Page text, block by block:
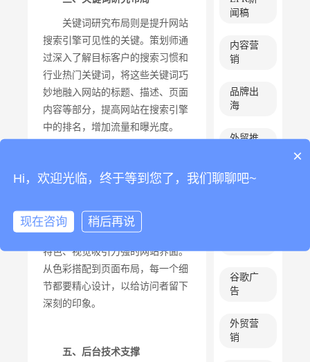
关键词研究布局则是提升网站
搜索引擎可见性的关键。策划师通
过深入了解目标客户的搜索习惯和
行业热门关键词，将这些关键词巧
妙地融入网站的标题、描述、页面
内容等部分，提高网站在搜索引擎
中的排名，增加流量和曝光度。
四、定制全站设计
形象的重要环节。策划师要结合企
业的品牌风格和文化，打造出独具
特色、视觉吸引力强的网站界面。
从色彩搭配到页面布局，每一个细
节都要精心设计，以给访问者留下
深刻的印象。
五、后台技术支撑
闻稿
内容营
销
品牌出
海
外贸推
google优
谷歌广
告
外贸营
销
×
Hi，欢迎光临，终于等到您了，我们聊聊吧~
现在咨询 稍后再说